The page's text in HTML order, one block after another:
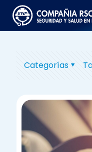
Categorías